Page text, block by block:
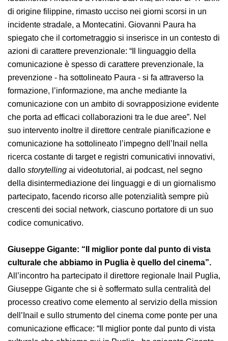
attraverso la comunicazione.All’evento di
presentazione ha partecipato il direttore centrale Inail
pianificazione e comunicazione Giovanni Paura che ha
espresso il suo apprezzamento per l’opera realizzata e
dedicato idealmente l’incontro a Romulo Sta Ana, un
rider di 47 anni di origine filippine, rimasto ucciso nei
giorni scorsi in un incidente stradale, a Montecatini.
Giovanni Paura ha spiegato che il cortometraggio si
inserisce in un contesto di azioni di carattere
prevenzionale: “Il linguaggio della comunicazione è
spesso di carattere prevenzionale, la prevenzione - ha
sottolineato Paura - si fa attraverso la formazione,
l’informazione, ma anche mediante la comunicazione
con un ambito di sovrapposizione evidente che porta
ad efficaci collaborazioni tra le due aree”. Nel suo
intervento inoltre il direttore centrale pianificazione e
comunicazione ha sottolineato l’impegno dell’Inail nella
ricerca costante di target e registri comunicativi
nel segno della disintermediazione dei linguaggi e di un
giornalismo partecipato, facendo ricorso alle
potenzialità sempre più crescenti dei social network,
ciascuno portatore di un suo codice comunicativo.
Giuseppe Gigante: “Il miglior ponte dal punto di
vista culturale che abbiamo in Puglia è quello del